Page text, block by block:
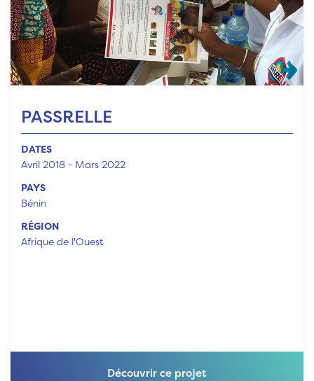
PASSRELLE
DATES
Avril 2018 - Mars 2022
PAYS
Bénin
RÉGION
Afrique de l'Ouest
Découvrir ce projet